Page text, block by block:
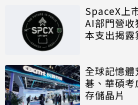
SpaceX上
AI部門營
本支出揭露
全球記憶
碁、華碩
存儲晶片